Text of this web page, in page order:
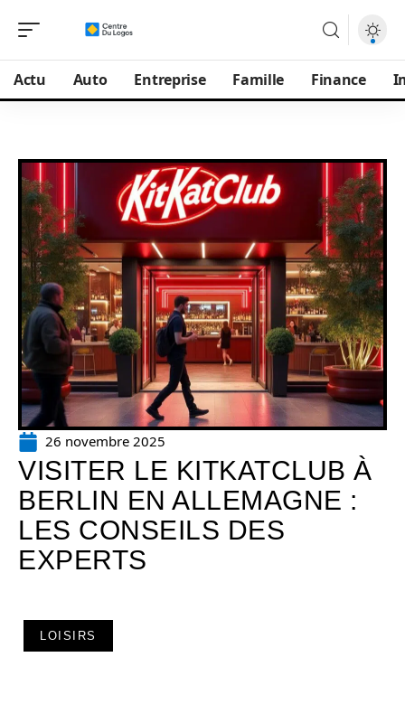
Actu Auto Entreprise Famille Finance
26 novembre 2025
VISITER LE KITKATCLUB À
BERLIN EN ALLEMAGNE :
LES CONSEILS DES
EXPERTS
LOISIRS